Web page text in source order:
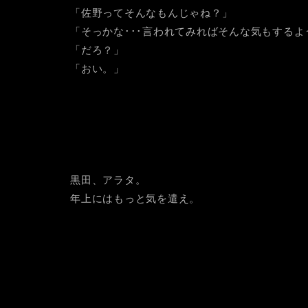
「佐野ってそんなもんじゃね？」
「そっかな･･･言われてみればそんな気もする
「だろ？」
「おい。」
黒田、アラタ。
年上にはもっと気を遣え。